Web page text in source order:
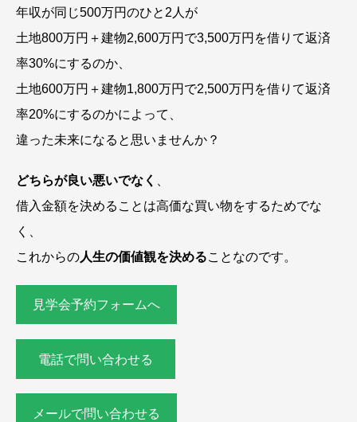
年収が同じ500万円のひと2人が
土地800万円＋建物2,600万円で3,500万円を借りて返済
率30%にするのか、
土地600万円＋建物1,800万円で2,500万円を借りて返済
率20%にするのかによって、
違った未来になると思いませんか？
どちらが良い悪いでなく
借入金額を決めることは高価な買い物をするためでな
く、
これからの人生の価値観を決めることなのです。
見学会予約フォームへ
電話で問い合わせる
メールで問い合わせる